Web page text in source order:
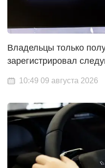
Владельцы только
зарегистрировал
10:49 09 августа 2026